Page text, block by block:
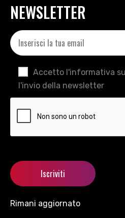
NEWSLETTER
Accetto l'informativa
l'invio della newsletter
Rimani aggiornato